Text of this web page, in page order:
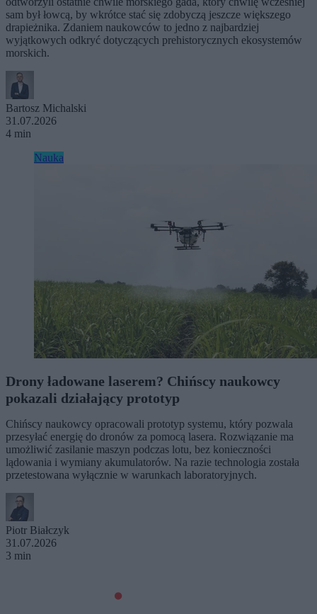
sam był łowcą, by wkrótce stać się zdobyczą jeszcze większego
drapieżnika. Zdaniem naukowców to jedno z najbardziej
wyjątkowych odkryć dotyczących prehistorycznych ekosystemów
morskich.
Bartosz Michalski
31.07.2026
4 min
Nauka
Drony ładowane laserem? Chińscy naukowcy
pokazali działający prototyp
Chińscy naukowcy opracowali prototyp systemu, który pozwala
przesyłać energię do dronów za pomocą lasera. Rozwiązanie ma
umożliwić zasilanie maszyn podczas lotu, bez konieczności
lądowania i wymiany akumulatorów. Na razie technologia została
przetestowana wyłącznie w warunkach laboratoryjnych.
Piotr Białczyk
31.07.2026
3 min